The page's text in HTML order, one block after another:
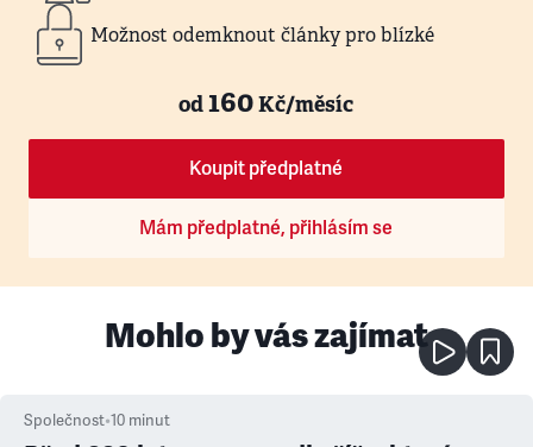
Možnost odemknout články pro blízké
od160Kč/měsíc
Koupit předplatné
Mám předplatné, přihlásím se
Mohlo by vás zajímat
Společnost•10 minut